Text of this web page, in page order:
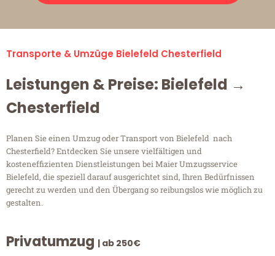
Transporte & Umzüge Bielefeld Chesterfield
Leistungen & Preise: Bielefeld →
Chesterfield
Planen Sie einen Umzug oder Transport von Bielefeld nach
Chesterfield? Entdecken Sie unsere vielfältigen und
kosteneffizienten Dienstleistungen bei Maier Umzugsservice
Bielefeld, die speziell darauf ausgerichtet sind, Ihren Bedürfnissen
gerecht zu werden und den Übergang so reibungslos wie möglich zu
gestalten.
Privatumzug | ab 250€